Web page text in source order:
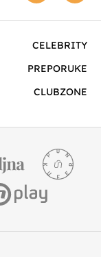
CELEBRITY
PREPORUKE
CLUBZONE